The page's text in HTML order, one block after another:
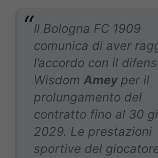
Il Bologna FC 1909
comunica di aver
l’accordo con il
Wisdom Amey per il
prolungamento del
contratto fino al 30
2029. Le prestazioni
sportive del